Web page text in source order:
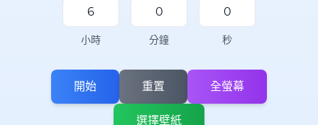
小時 分鐘 秒
開始 重置 全螢幕
選擇壁紙